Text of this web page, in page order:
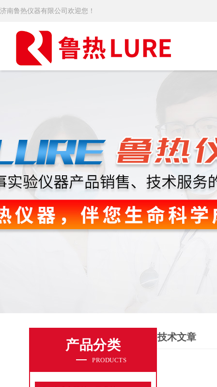
济南鲁热仪器有限公司欢迎您！
产品分类
PRODUCTS
技术文章